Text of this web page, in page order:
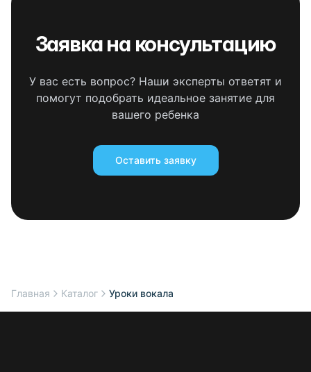
Заявка на консультацию
У вас есть вопрос? Наши эксперты ответят и
помогут подобрать идеальное занятие для
вашего ребенка
Оставить заявку
Главная Каталог Уроки вокала